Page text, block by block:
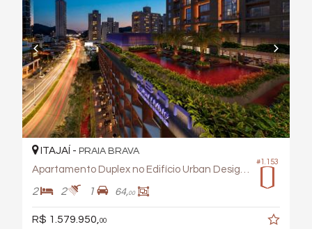
#1.153
ITAJAÍ - PRAIA BRAVA
Apartamento Duplex no Edifício Urban Design Living
2 2 1 64,00
R$ 1.579.950,00